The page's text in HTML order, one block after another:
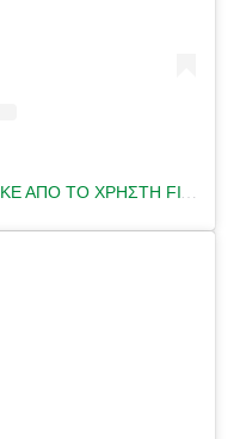
Η ΔΗΜΟΣΊΕΥΣΗ ΚΟΙΝΟΠΟΙΉΘΗΚΕ ΑΠΌ ΤΟ ΧΡΉΣΤΗ FITNESS TRAINER 🇬🇷 (@HELENA.FITNESS)